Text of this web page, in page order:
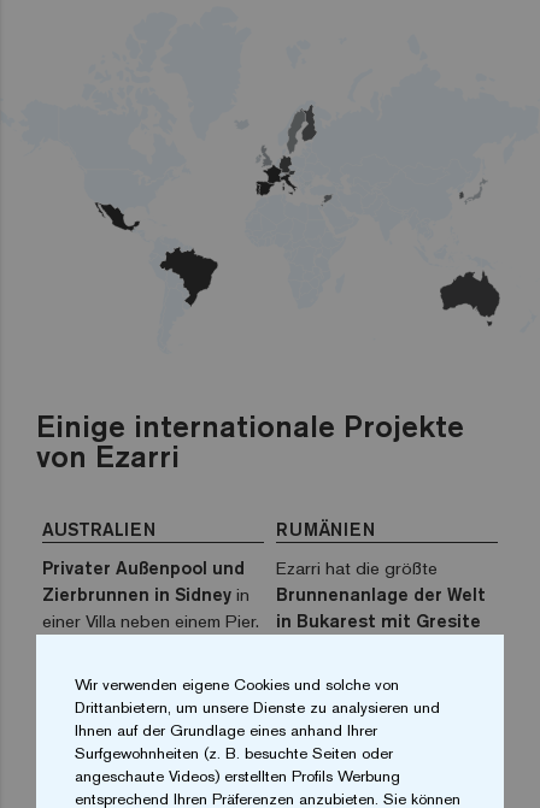
Einige internationale Projekte
von Ezarri
AUSTRALIEN
Privater Außenpool und
Zierbrunnen in Sidney in
einer Villa neben einem Pier.
RUMÄNIEN
Ezarri hat die größte
Brunnenanlage der Welt
in Bukarest mit Gresite
ITALIEN
Ein wunderschönes
Mosaik-Schwimmbad
DEUTSCHLAND
Hotel der NH Hotelkette
in Berlin, entworfen von
Wir verwenden eigene Cookies und solche von
Drittanbietern, um unsere Dienste zu analysieren und
Ihnen auf der Grundlage eines anhand Ihrer
Surfgewohnheiten (z. B. besuchte Seiten oder
angeschaute Videos) erstellten Profils Werbung
entsprechend Ihren Präferenzen anzubieten. Sie können